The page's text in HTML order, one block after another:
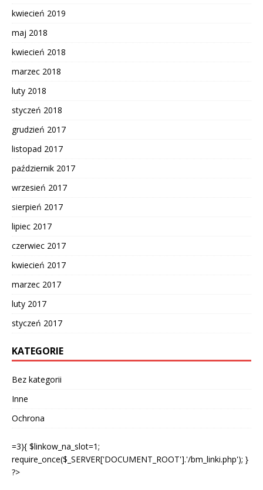
kwiecień 2019
maj 2018
kwiecień 2018
marzec 2018
luty 2018
styczeń 2018
grudzień 2017
listopad 2017
październik 2017
wrzesień 2017
sierpień 2017
lipiec 2017
czerwiec 2017
kwiecień 2017
marzec 2017
luty 2017
styczeń 2017
KATEGORIE
Bez kategorii
Inne
Ochrona
=3){ $linkow_na_slot=1;
require_once($_SERVER['DOCUMENT_ROOT'].'/bm_linki.php'); }
?>